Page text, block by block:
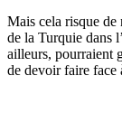
Mais cela risque de
de la Turquie dans
ailleurs, pourraient
de devoir faire face